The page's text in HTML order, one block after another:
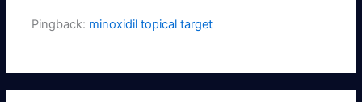
Pingback: minoxidil topical target